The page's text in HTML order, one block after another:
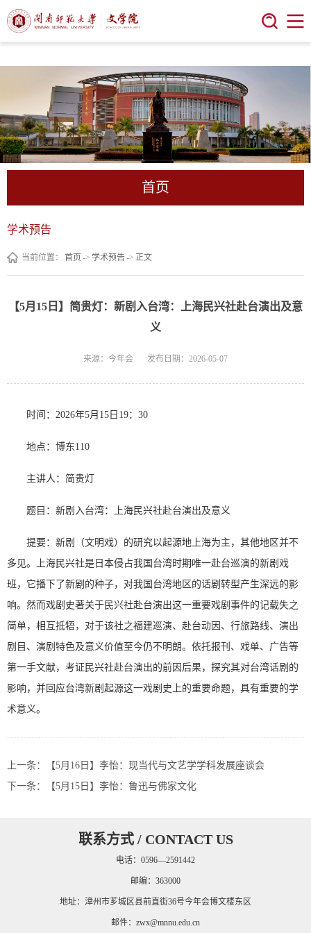
今年会 | 官方网站
首页
学术预告
当前位置： 首页 -> 学术预告-> 正文
【5月15日】简贵灯：新剧入台湾：上海民兴社赴台演出及意
义
来源：今年会 发布日期：2026-05-07
时间：2026年5月15日19：30
地点：博东110
主讲人：简贵灯
题目：新剧入台湾：上海民兴社赴台演出及意义
提要：新剧（文明戏）的研究以起源地上海为主，其他地区并不
多见。上海民兴社是日本侵占我国台湾时期唯一赴台巡演的新剧戏
班，它播下了新剧的种子，对我国台湾地区的话剧转型产生深远的影
响。然而戏剧史著关于民兴社赴台演出这一重要戏剧事件的记载失之
简单，相互抵牾，对于该社之福建巡演、赴台动因、行旅路线、演出
剧目、演剧特色及意义价值至今仍不明朗。依托报刊、戏单、广告等
第一手文献，考证民兴社赴台演出的前因后果，探究其对台湾话剧的
影响，并回应台湾新剧起源这一戏剧史上的重要命题，具有重要的学
术意义。
上一条：
【5月16日】李怡：现当代与文艺学学科发展座谈会
下一条：
【5月15日】李怡：鲁迅与佛家文化
联系方式 / CONTACT US
电话：0596—2591442
邮编：363000
地址：漳州市芗城区县前直街36号今年会博文楼东区
邮件： zwx@mnnu.edu.cn